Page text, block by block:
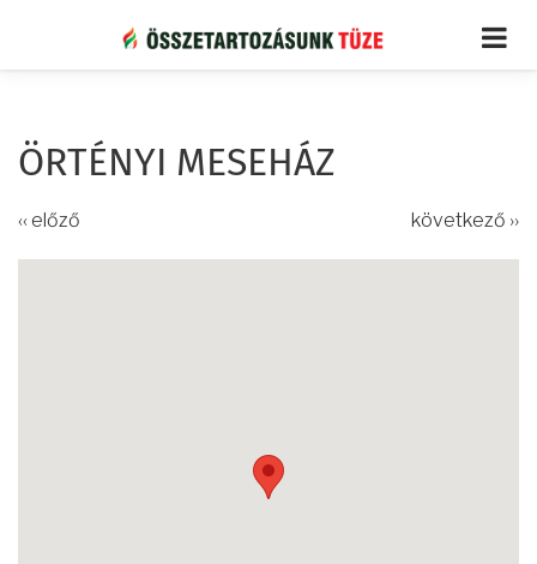
tartalomra
ÖRTÉNYI MESEHÁZ
‹‹ előző következő ››